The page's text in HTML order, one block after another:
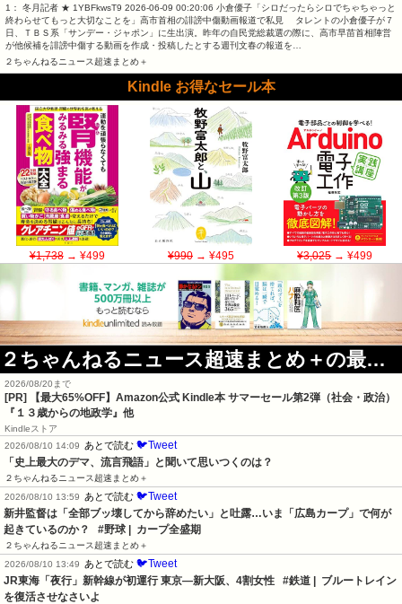
1： 冬月記者 ★ 1YBFkwsT9 2026-06-09 00:20:06 小倉優子「シロだったらシロでちゃちゃっと
終わらせてもっと大切なことを」高市首相の誹謗中傷動画報道で私見 タレントの小倉優子が７
日、ＴＢＳ系「サンデー・ジャポン」に生出演。昨年の自民党総裁選の際に、高市早苗首相陣営
が他候補を誹謗中傷する動画を作成・投稿したとする週刊文春の報道を…
２ちゃんねるニュース超速まとめ＋
Kindle お得なセール本
¥1,738→ ¥499 ¥990→ ¥495 ¥3,025→ ¥499
２ちゃんねるニュース超速まとめ＋の最新記事
2026/08/20まで
[PR]
【最大65%OFF】Amazon公式 Kindle本 サマーセール第2弾（社会・政治）
『１３歳からの地政学』他
Kindleストア
2026/08/10 14:09
あとで読む 🐦Tweet
「史上最大のデマ、流言飛語」と聞いて思いつくのは？
２ちゃんねるニュース超速まとめ＋
2026/08/10 13:59
あとで読む 🐦Tweet
新井監督は「全部ブッ壊してから辞めたい」と吐露…いま「広島カープ」で何が
起きているのか？   #野球 |  カープ全盛期
２ちゃんねるニュース超速まとめ＋
2026/08/10 13:49
あとで読む 🐦Tweet
JR東海「夜行」新幹線が初運行 東京―新大阪、4割女性   #鉄道 |  ブルートレイン
を復活させなさいよ